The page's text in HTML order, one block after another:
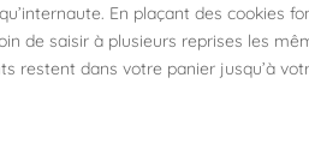
En plaçant des cookies
de saisir à plusieurs reprises les
restent dans votre panier jusqu’à